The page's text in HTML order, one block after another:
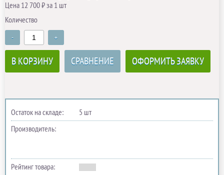
Цена 12 700 ₽ за 1 шт
Количество
- +
В КОРЗИНУ СРАВНЕНИЕ ОФОРМИТЬ ЗАЯВКУ
Остаток на складе:
5 шт
Производитель:
Рейтинг товара: